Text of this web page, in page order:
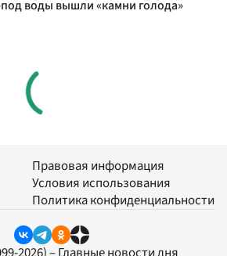
воды вышли «камни голода»
Правовая информация
Условия использования
Политика конфиденциальности